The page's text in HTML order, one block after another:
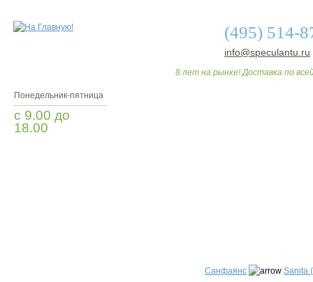
(495) 514-
info@speculantu.ru
8 лет на рынке! Доставка по
Понедельник-пятница
с 9.00 до
18.00
Санфаянс Sanita